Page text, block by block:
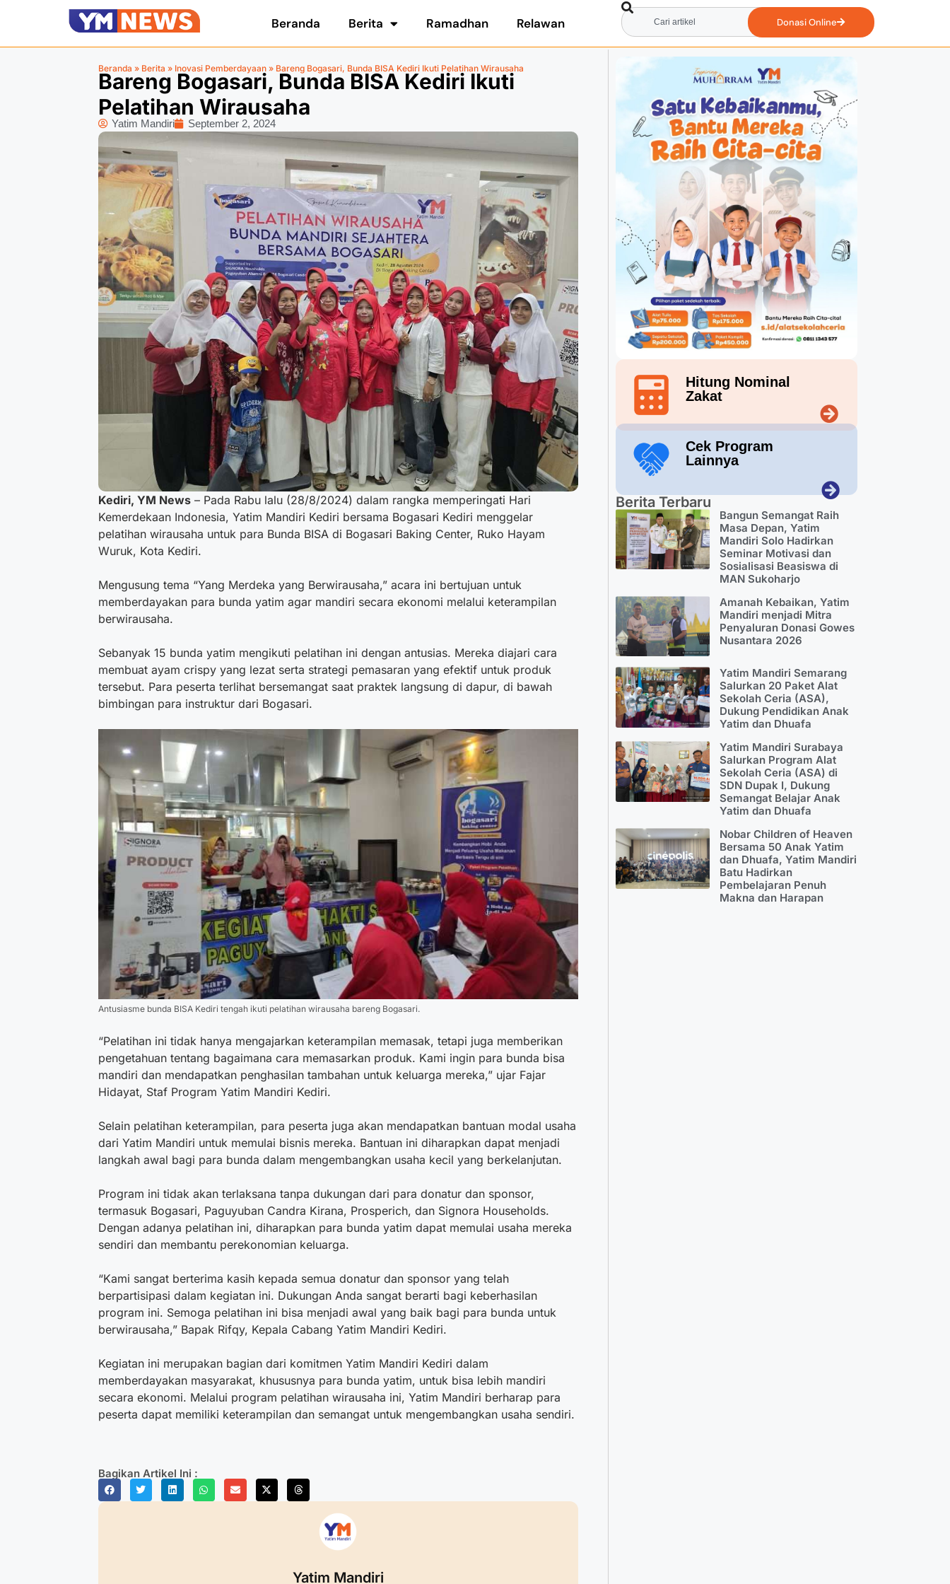
Beranda Berita Ramadhan Relawan Donasi Online
Beranda » Berita » Inovasi Pemberdayaan » Bareng Bogasari, Bunda BISA Kediri Ikuti Pelatihan Wirausaha
Bareng Bogasari, Bunda BISA Kediri Ikuti
Pelatihan Wirausaha
Yatim Mandiri September 2, 2024
Kediri, YM News – Pada Rabu lalu (28/8/2024) dalam rangka memperingati Hari
Kemerdekaan Indonesia, Yatim Mandiri Kediri bersama Bogasari Kediri menggelar
pelatihan wirausaha untuk para Bunda BISA di Bogasari Baking Center, Ruko Hayam
Wuruk, Kota Kediri.
Mengusung tema “Yang Merdeka yang Berwirausaha,” acara ini bertujuan untuk
memberdayakan para bunda yatim agar mandiri secara ekonomi melalui keterampilan
berwirausaha.
Sebanyak 15 bunda yatim mengikuti pelatihan ini dengan antusias. Mereka diajari cara
membuat ayam crispy yang lezat serta strategi pemasaran yang efektif untuk produk
tersebut. Para peserta terlihat bersemangat saat praktek langsung di dapur, di bawah
bimbingan para instruktur dari Bogasari.
Antusiasme bunda BISA Kediri tengah ikuti pelatihan wirausaha bareng Bogasari.
“Pelatihan ini tidak hanya mengajarkan keterampilan memasak, tetapi juga memberikan
pengetahuan tentang bagaimana cara memasarkan produk. Kami ingin para bunda bisa
mandiri dan mendapatkan penghasilan tambahan untuk keluarga mereka,” ujar Fajar
Hidayat, Staf Program Yatim Mandiri Kediri.
Selain pelatihan keterampilan, para peserta juga akan mendapatkan bantuan modal usaha
dari Yatim Mandiri untuk memulai bisnis mereka. Bantuan ini diharapkan dapat menjadi
langkah awal bagi para bunda dalam mengembangkan usaha kecil yang berkelanjutan.
Program ini tidak akan terlaksana tanpa dukungan dari para donatur dan sponsor,
termasuk Bogasari, Paguyuban Candra Kirana, Prosperich, dan Signora Households.
Dengan adanya pelatihan ini, diharapkan para bunda yatim dapat memulai usaha mereka
sendiri dan membantu perekonomian keluarga.
“Kami sangat berterima kasih kepada semua donatur dan sponsor yang telah
berpartisipasi dalam kegiatan ini. Dukungan Anda sangat berarti bagi keberhasilan
program ini. Semoga pelatihan ini bisa menjadi awal yang baik bagi para bunda untuk
berwirausaha,” Bapak Rifqy, Kepala Cabang Yatim Mandiri Kediri.
Kegiatan ini merupakan bagian dari komitmen Yatim Mandiri Kediri dalam
memberdayakan masyarakat, khususnya para bunda yatim, untuk bisa lebih mandiri
secara ekonomi. Melalui program pelatihan wirausaha ini, Yatim Mandiri berharap para
peserta dapat memiliki keterampilan dan semangat untuk mengembangkan usaha sendiri.
Bagikan Artikel Ini :
Yatim Mandiri
Hitung Nominal
Zakat
Cek Program
Lainnya
Berita Terbaru
Bangun Semangat Raih
Masa Depan, Yatim
Mandiri Solo Hadirkan
Seminar Motivasi dan
Sosialisasi Beasiswa di
MAN Sukoharjo
Amanah Kebaikan, Yatim
Mandiri menjadi Mitra
Penyaluran Donasi Gowes
Nusantara 2026
Yatim Mandiri Semarang
Salurkan 20 Paket Alat
Sekolah Ceria (ASA),
Dukung Pendidikan Anak
Yatim dan Dhuafa
Yatim Mandiri Surabaya
Salurkan Program Alat
Sekolah Ceria (ASA) di
SDN Dupak I, Dukung
Semangat Belajar Anak
Yatim dan Dhuafa
Nobar Children of Heaven
Bersama 50 Anak Yatim
dan Dhuafa, Yatim Mandiri
Batu Hadirkan
Pembelajaran Penuh
Makna dan Harapan